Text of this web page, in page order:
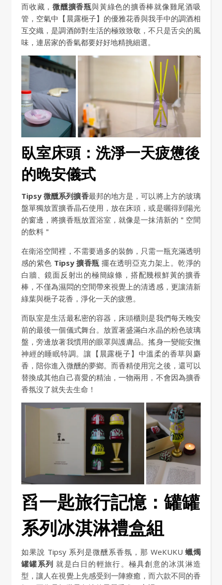
而收藏，微醺擴香瓶與黃綠色的擴香棒就像雞尾酒吸
管，空氣中【晨露梔子】的優雅花香與我手中的調酒相
互交織，是調酒師對生活的極致致敬，不只是舌尖的風
味，連居家的香氣都要好好地精挑細選。
臥室床頭：洗淨一天疲憊後
的晚安儀式
Tipsy 微醺系列擴香最邦的地方是，可以將上方的玻璃
盤單獨放置擴香晶石使用，放在床頭，或是曬得到陽光
的窗邊，將擴香瓶放置浴室，就像是一抹清新的＂空間
的飲料＂
在衛浴空間裡，不需要過多的裝飾，只需一瓶充滿透明
感的紫色 Tipsy 擴香瓶 擺在透明亞克力架上。乾淨的
白牆、鏡面反射出的極簡線條，搭配幾根鮮黃的擴香
棒，不僅為濕悶的空間帶來視覺上的清透感，更讓清新
綠葉與梔子花香，淨化一天的疲憊。
而臥室是生活最私密的容器，床頭櫃則是我們每天晚安
前的最後一個儀式舞台。放置著盛滿白水晶的粉色玻璃
盤，旁邊放著我慣用的眼罩與護膚品。搖身一變能安撫
神經的睡眠特調。讓【晨露梔子】中溫柔的香草與麝
香，陪你進入微醺的夢鄉。而香精使用完之後，還可以
替換成其他自己喜愛的精油，一物兩用，不會因為擴香
香氛沒了就失去生命！
舀一匙旅行記憶：罐罐
系列冰淇淋禮盒組
如果說 Tipsy 系列是微醺系香氛，那 WeKUKU 蠟燭
罐罐系列 就是白日的輕旅行。極具創意的冰淇淋造
型，讓人在視覺上先感受到一陣療癒，而六款不同的香